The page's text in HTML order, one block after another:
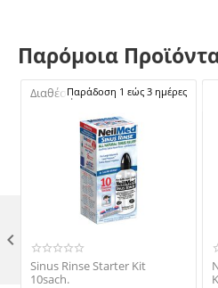
Παρόμοια
Διαθέσιμο:Παράδοση 1 εώς 3 ημέρες
Sinus Rinse Starter Kit
10sach.
